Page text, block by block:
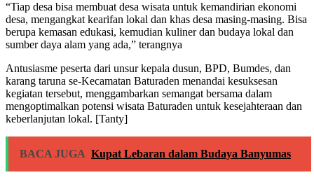
“Tiap desa bisa membuat desa wisata untuk kemandirian ekonomi
desa, mengangkat kearifan lokal dan khas desa masing-masing. Bisa
berupa kemasan edukasi, kemudian kuliner dan budaya lokal dan
sumber daya alam yang ada,” terangnya
Antusiasme peserta dari unsur kepala dusun, BPD, Bumdes, dan
karang taruna se-Kecamatan Baturaden menandai kesuksesan
kegiatan tersebut, menggambarkan semangat bersama dalam
mengoptimalkan potensi wisata Baturaden untuk kesejahteraan dan
keberlanjutan lokal. [Tanty]
BACA JUGA Kupat Lebaran dalam Budaya Banyumas